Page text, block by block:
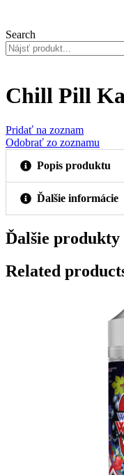
Search
Chill Pill
Pridať na zoznam
Odobrať zo zoznamu
Popis produktu
Ďalšie informácie
Ďalšie produkty
Related